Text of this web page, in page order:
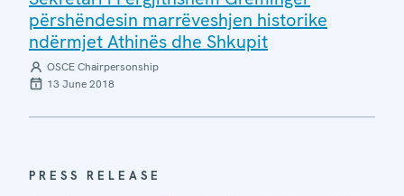
përshëndesin marrëveshjen historike
ndërmjet Athinës dhe Shkupit
OSCE Chairpersonship
13 June 2018
PRESS RELEASE